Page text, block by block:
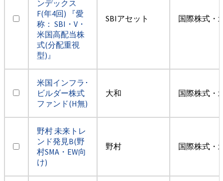
ンデックス
F(年4回) 『愛
称： SBI・V・
米国高配当株
式(分配重視
型)』
SBIアセット 国際株式・
米国インフラ･
ビルダー株式
ファンド(H無)
大和 国際株式・
野村 未来トレ
ンド発見B(野
村SMA・EW向
け)
野村 国際株式・